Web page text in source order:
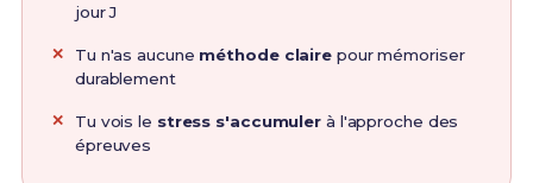
jour J
Tu n'as aucune méthode claire pour mémoriser
durablement
Tu vois le stress s'accumuler à l'approche des
épreuves